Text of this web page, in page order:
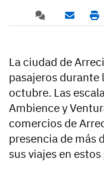
La ciudad de
pasajeros durante
octubre. Las
Ambience y
comercios de
presencia de más
sus viajes en